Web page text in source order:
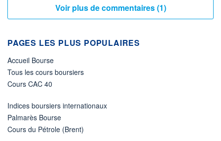
Voir plus de commentaires (1)
PAGES LES PLUS POPULAIRES
Accueil Bourse
Tous les cours boursiers
Cours CAC 40
Indices boursiers internationaux
Palmarès Bourse
Cours du Pétrole (Brent)